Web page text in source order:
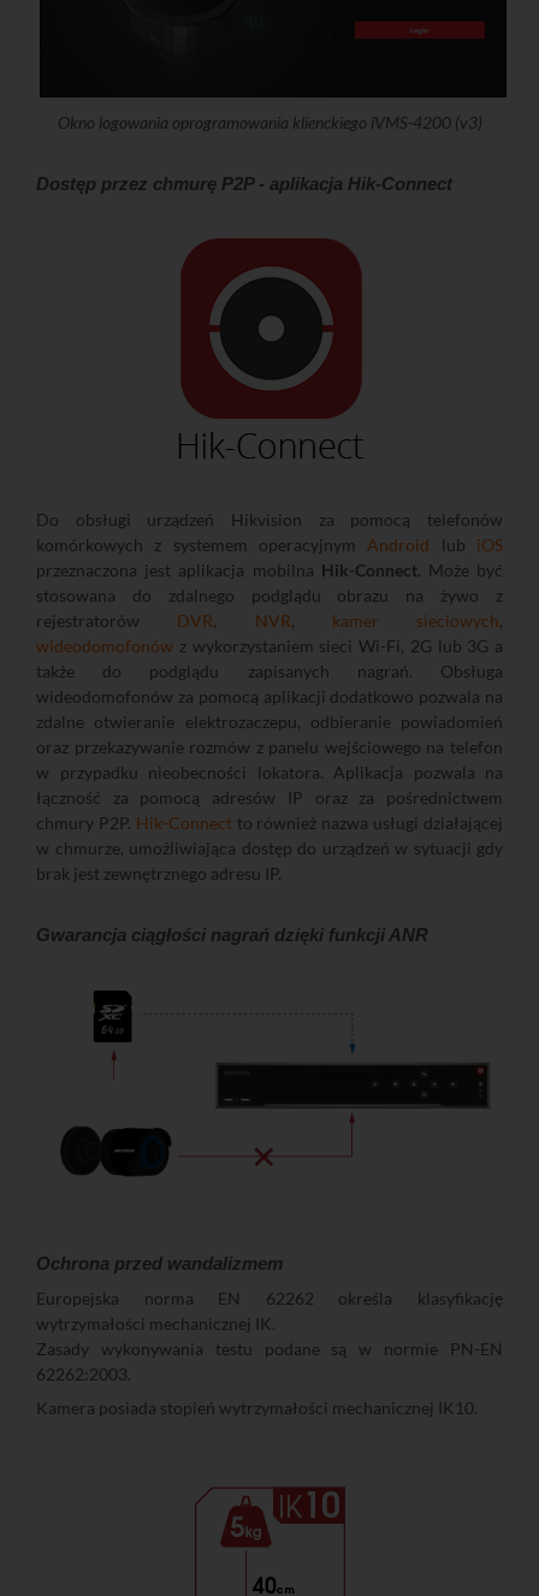
Okno logowania oprogramowania klienckiego iVMS-4200 (v3)
Dostęp przez chmurę P2P - aplikacja Hik-Connect
Do obsługi urządzeń Hikvision za pomocą telefonów
komórkowych z systemem operacyjnym Android lub iOS
przeznaczona jest aplikacja mobilna Hik-Connect. Może być
stosowana do zdalnego podglądu obrazu na żywo z
rejestratorów DVR, NVR, kamer sieciowych,
wideodomofonów z wykorzystaniem sieci Wi-Fi, 2G lub 3G a
także do podglądu zapisanych nagrań. Obsługa
wideodomofonów za pomocą aplikacji dodatkowo pozwala na
zdalne otwieranie elektrozaczepu, odbieranie powiadomień
oraz przekazywanie rozmów z panelu wejściowego na telefon
w przypadku nieobecności lokatora. Aplikacja pozwala na
łączność za pomocą adresów IP oraz za pośrednictwem
chmury P2P. Hik-Connectto również nazwa usługi działającej
w chmurze, umożliwiająca dostęp do urządzeń w sytuacji gdy
brak jest zewnętrznego adresu IP.
Gwarancja ciągłości nagrań dzięki funkcji ANR
Ochrona przed wandalizmem
Europejska norma EN 62262 określa klasyfikację
wytrzymałości mechanicznej IK.
Zasady wykonywania testu podane są w normie PN-EN
62262:2003.
Kamera posiada stopień wytrzymałości mechanicznej IK10.